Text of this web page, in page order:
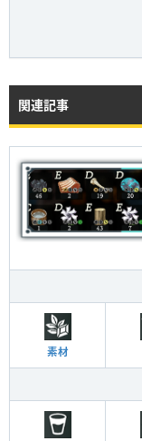
関連記事
素材